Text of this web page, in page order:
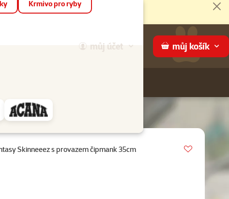
můj účet můj košík
Krmivo pro ryby
Skinneeez s provazem čipmank 35cm